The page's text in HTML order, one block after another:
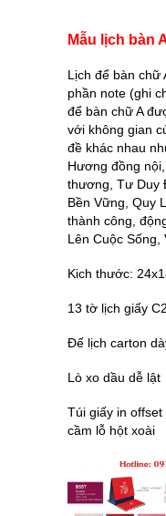
Mẫu lịch bàn
Lịch để bàn chữ
phần note (ghi
để bàn chữ A
với không gian
đề khác nhau
Hương đồng
thương, Tư Duy
Bền Vững, Quy
thành công,
Lên Cuộc Sống,
Kich thước:
13 tờ lịch giấy
Đế lịch carton
Lò xo dầu dễ lật
Túi giấy in
cầm lỗ hột xoài